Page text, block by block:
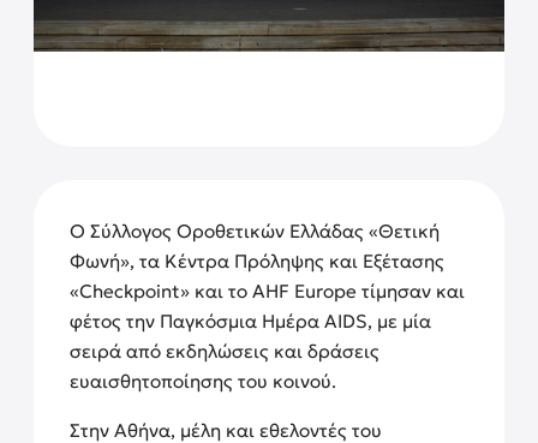
Ο Σύλλογος Οροθετικών Ελλάδας «Θετική
Φωνή», τα Κέντρα Πρόληψης και Εξέτασης
«Checkpoint» και το AHF Europe τίμησαν και
φέτος την Παγκόσμια Ημέρα AIDS, με μία
σειρά από εκδηλώσεις και δράσεις
ευαισθητοποίησης του κοινού.
Στην Αθήνα, μέλη και εθελοντές του